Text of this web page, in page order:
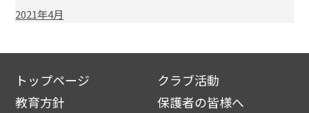
2021年4月
トップページ
教育方針
クラブ活動
保護者の皆様へ